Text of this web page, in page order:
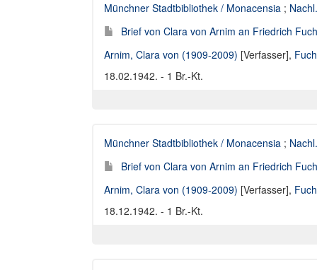
Münchner Stadtbibliothek / Monacensia ;
Brief von Clara von Arnim an Friedrich
Arnim, Clara von (1909-2009) [Verfasser],
18.02.1942. - 1 Br.-Kt.
Münchner Stadtbibliothek / Monacensia ;
Brief von Clara von Arnim an Friedrich
Arnim, Clara von (1909-2009) [Verfasser],
18.12.1942. - 1 Br.-Kt.